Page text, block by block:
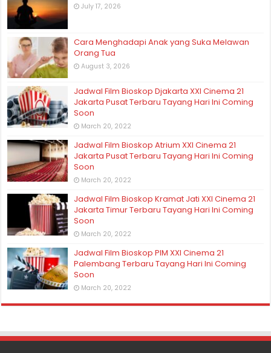
July 17, 2026
Cara Menghadapi Anak yang Suka Melawan
Orang Tua
August 3, 2026
Jadwal Film Bioskop Djakarta XXI Cinema 21
Jakarta Pusat Terbaru Tayang Hari Ini Coming
Soon
March 20, 2022
Jadwal Film Bioskop Atrium XXI Cinema 21
Jakarta Pusat Terbaru Tayang Hari Ini Coming
Soon
March 20, 2022
Jadwal Film Bioskop Kramat Jati XXI Cinema 21
Jakarta Timur Terbaru Tayang Hari Ini Coming
Soon
March 20, 2022
Jadwal Film Bioskop PIM XXI Cinema 21
Palembang Terbaru Tayang Hari Ini Coming
Soon
March 20, 2022